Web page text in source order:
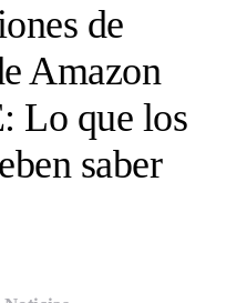
de
Amazon
Lo que los
saber